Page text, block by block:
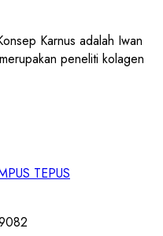
Karnus adalah Iwan
peneliti kolagen